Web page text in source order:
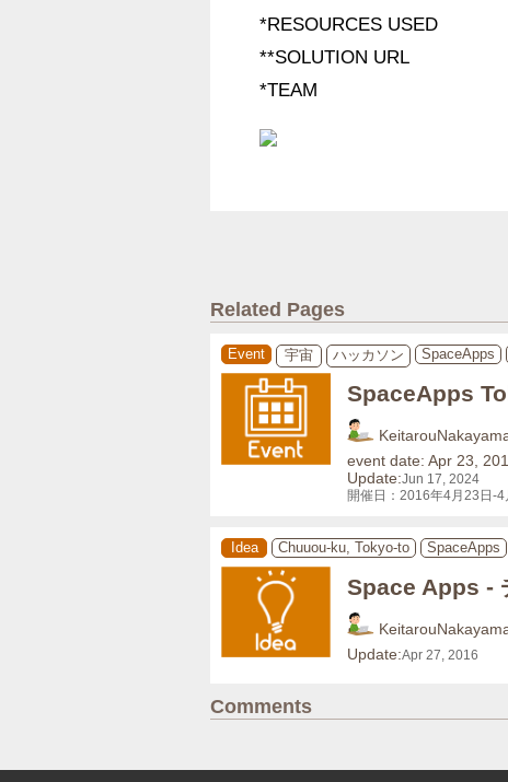
*RESOURCES USED
**SOLUTION URL
Related Pages
Event 宇宙 ハッカソン SpaceApps
SpaceApps
event date: Apr 23,
Update:Jun 17, 2024
開催日：2016年4月23日-4
Idea Chuuou-ku, Tokyo-to SpaceApps
Space Apps -
Update:Apr 27, 2016
Comments